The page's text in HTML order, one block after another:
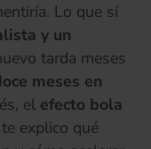
Lo que sí
y un
tarda meses
meses en
el efecto bola
explico qué